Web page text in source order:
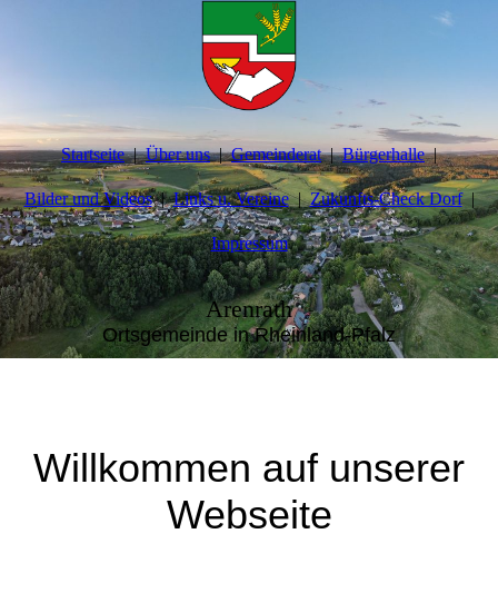
Startseite Über uns Gemeinderat Bürgerhalle
Bilder und Videos Links u. Vereine Zukunfts-Check Dorf
Impressum
Arenrath
Ortsgemeinde in Rheinland-Pfalz
Willkommen auf unserer
Webseite